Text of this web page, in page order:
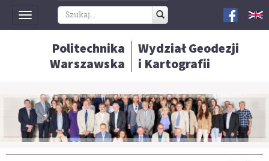
Toggle
navigation
Politechnika
Warszawska
Wydział Geodezji
i Kartografii